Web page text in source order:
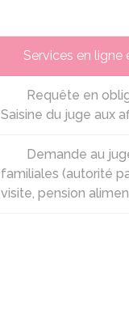
Services en ligne
Requête en
Saisine du juge aux
Demande au
familiales (autorité
visite, pension